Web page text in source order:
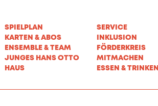
SPIELPLAN
KARTEN & ABOS
ENSEMBLE & TEAM
JUNGES HANS OTTO
HAUS
SERVICE
INKLUSION
FÖRDERKREIS
MITMACHEN
ESSEN & TRINKEN